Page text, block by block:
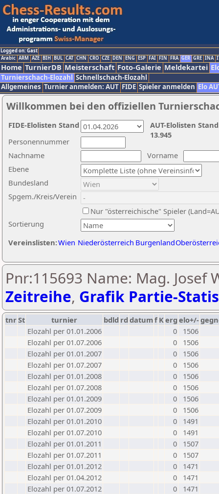
Logged on: Gast
Arabic ARM AZE BIH BUL CAT CHN CRO CZE DEN ENG ESP FAI FIN FRA GER GRE INA
Home TurnierDB Meisterschaft Foto-Galerie Meldekartei
Turnierschach-Elozahl Schnellschach-Elozahl
Allgemeines Turnier anmelden: AUT FIDE Spieler anmelden Elo
Willkommen bei den offiziellen
Nachname
Vorname
Ebene
Sortierung
Personennummer
Bundesland
Spgem./Kreis/Verein
Nur "österreichische" Spieler
Vereinslisten:Wien Niederösterreich Burgenland
AUT-Elolisten
13.945
FIDE-Elolisten Stand
Pnr:115693 Name: Mag. Josef
Zeitreihe, Grafik Partie-
tnrSt turnier bdld rd datumf Kerg elo+/-
Elozahl per 01.01.2006
0
1506
Elozahl per 01.07.2006
0
1506
Elozahl per 01.01.2007
0
1506
Elozahl per 01.07.2007
0
1506
Elozahl per 01.01.2008
0
1506
Elozahl per 01.07.2008
0
1506
Elozahl per 01.01.2009
0
1506
Elozahl per 01.07.2009
0
1506
Elozahl per 01.01.2010
0
1491
Elozahl per 01.07.2010
0
1491
Elozahl per 01.01.2011
0
1507
Elozahl per 01.07.2011
0
1507
Elozahl per 01.01.2012
0
1471
Elozahl per 01.04.2012
0
1471
Elozahl per 01.07.2012
0
1471